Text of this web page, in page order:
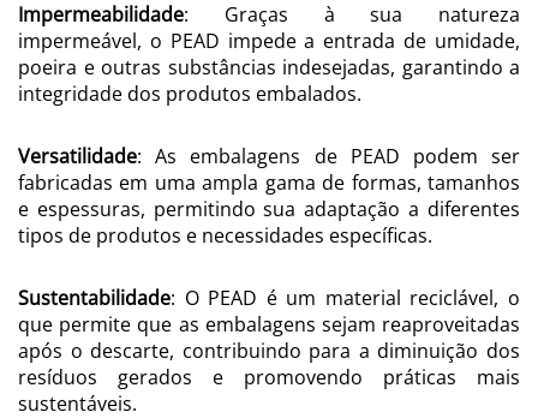
Impermeabilidade: Graças à sua natureza
impermeável, o PEAD impede a entrada de umidade,
poeira e outras substâncias indesejadas, garantindo a
integridade dos produtos embalados.
Versatilidade: As embalagens de PEAD podem ser
fabricadas em uma ampla gama de formas, tamanhos
e espessuras, permitindo sua adaptação a diferentes
tipos de produtos e necessidades específicas.
Sustentabilidade: O PEAD é um material reciclável, o
que permite que as embalagens sejam reaproveitadas
após o descarte, contribuindo para a diminuição dos
resíduos gerados e promovendo práticas mais
sustentáveis.